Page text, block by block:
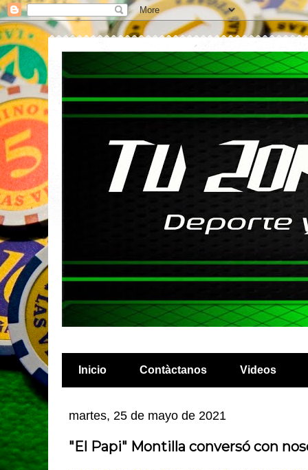
Inicio Contàctanos Videos
martes, 25 de mayo de 2021
"El Papi" Montilla conversó con